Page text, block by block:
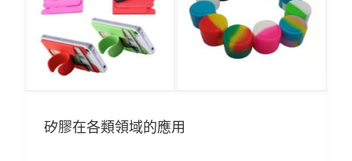
矽膠在各類領域的應用